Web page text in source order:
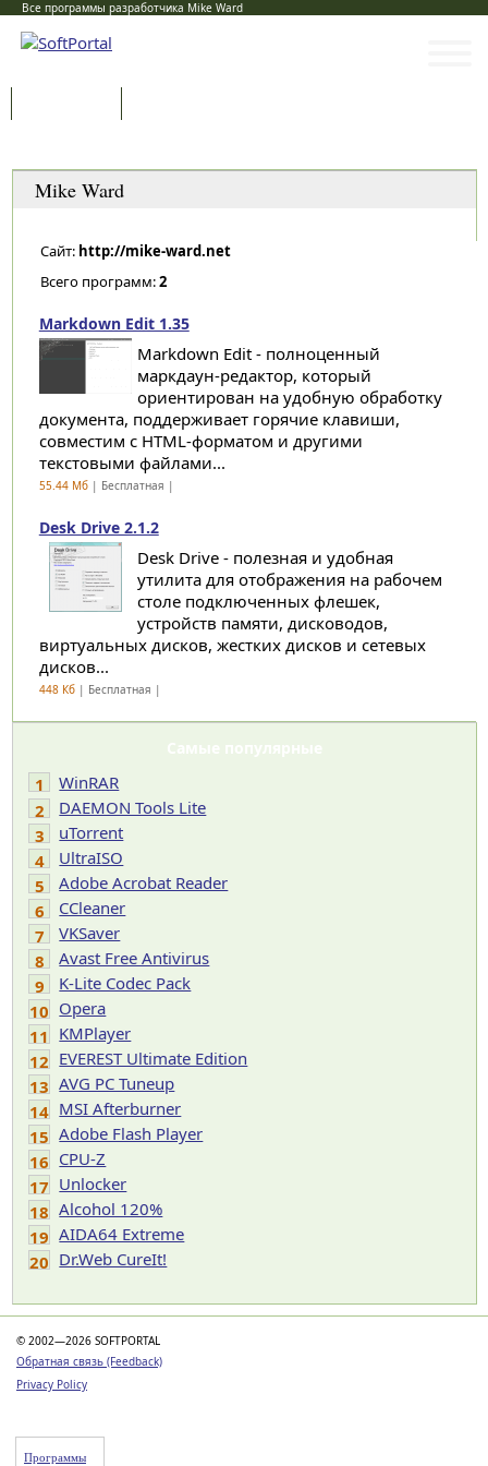
Все программы разработчика Mike Ward
Mike Ward
Сайт: http://mike-ward.net
Всего программ:2
Markdown Edit 1.35
Markdown Edit - полноценный
маркдаун-редактор, который
ориентирован на удобную обработку
документа, поддерживает горячие клавиши,
совместим с HTML-форматом и другими
текстовыми файлами...
55.44 Мб| Бесплатная |
Desk Drive 2.1.2
Desk Drive - полезная и удобная
утилита для отображения на рабочем
столе подключенных флешек,
устройств памяти, дисководов,
виртуальных дисков, жестких дисков и сетевых
дисков...
448 Кб| Бесплатная |
Самые популярные
1
WinRAR
2
DAEMON Tools Lite
3
uTorrent
4
UltraISO
5
Adobe Acrobat Reader
6
CCleaner
7
VKSaver
8
Avast Free Antivirus
9
K-Lite Codec Pack
10 Opera
11 KMPlayer
12 EVEREST Ultimate Edition
13 AVG PC Tuneup
14 MSI Afterburner
15 Adobe Flash Player
16 CPU-Z
17 Unlocker
18 Alcohol 120%
19 AIDA64 Extreme
20 Dr.Web CureIt!
© 2002—2026 SOFTPORTAL
Обратная связь (Feedback)
Privacy Policy
Программы